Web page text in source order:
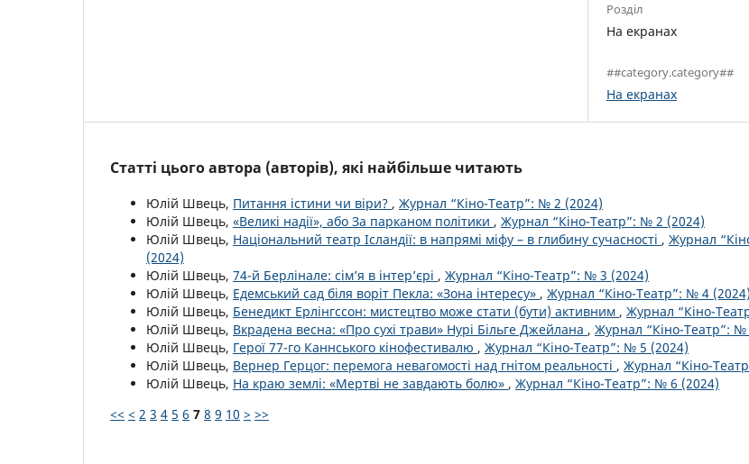
Розділ
На екранах
##category.category##
На екранах
Статті цього автора (авторів), які найбільше читають
Юлій Швець, Питання істини чи віри? , Журнал “Кіно-Театр”: № 2 (2024)
Юлій Швець, «Великі надії», або За парканом політики , Журнал “Кіно-Театр”: № 2 (2024)
Юлій Швець, Національний театр Ісландії: в напрямі міфу – в глибину сучасності , Журнал
(2024)
Юлій Швець, 74-й Берлінале: сім’я в інтер’єрі , Журнал “Кіно-Театр”: № 3 (2024)
Юлій Швець, Едемський сад біля воріт Пекла: «Зона інтересу» , Журнал “Кіно-Театр”: № 4 (2024)
Юлій Швець, Бенедикт Ерлінгссон: мистецтво може стати (бути) активним , Журнал “Кіно-
Юлій Швець, Вкрадена весна: «Про сухі трави» Нурі Більге Джейлана , Журнал “Кіно-Театр”: №
Юлій Швець, Герої 77-го Каннського кінофестивалю , Журнал “Кіно-Театр”: № 5 (2024)
Юлій Швець, Вернер Герцог: перемога невагомості над гнітом реальності , Журнал “Кіно-
Юлій Швець, На краю землі: «Мертві не завдають болю» , Журнал “Кіно-Театр”: № 6 (2024)
<< < 2 3 4 5 6 7 8 9 10 > >>